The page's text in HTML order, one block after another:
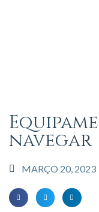
navegar
MARÇO 20, 2023